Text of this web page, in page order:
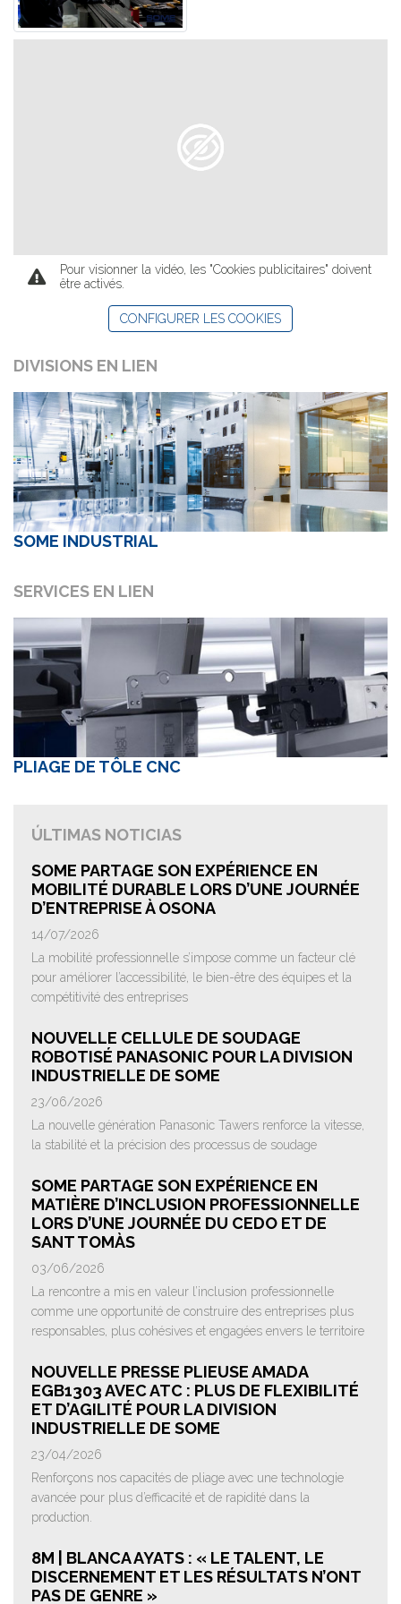
Pour visionner la vidéo, les "Cookies publicitaires" doivent
être activés.
CONFIGURER LES COOKIES
DIVISIONS EN LIEN
SOME INDUSTRIAL
SERVICES EN LIEN
PLIAGE DE TÔLE CNC
ÚLTIMAS NOTICIAS
SOME PARTAGE SON EXPÉRIENCE EN
MOBILITÉ DURABLE LORS D’UNE JOURNÉE
D’ENTREPRISE À OSONA
14/07/2026
La mobilité professionnelle s’impose comme un facteur clé
pour améliorer l’accessibilité, le bien-être des équipes et la
compétitivité des entreprises
NOUVELLE CELLULE DE SOUDAGE
ROBOTISÉ PANASONIC POUR LA DIVISION
INDUSTRIELLE DE SOME
23/06/2026
La nouvelle génération Panasonic Tawers renforce la vitesse,
la stabilité et la précision des processus de soudage
SOME PARTAGE SON EXPÉRIENCE EN
MATIÈRE D’INCLUSION PROFESSIONNELLE
LORS D’UNE JOURNÉE DU CEDO ET DE
SANT TOMÀS
03/06/2026
La rencontre a mis en valeur l’inclusion professionnelle
comme une opportunité de construire des entreprises plus
responsables, plus cohésives et engagées envers le territoire
NOUVELLE PRESSE PLIEUSE AMADA
EGB1303 AVEC ATC : PLUS DE FLEXIBILITÉ
ET D’AGILITÉ POUR LA DIVISION
INDUSTRIELLE DE SOME
23/04/2026
Renforçons nos capacités de pliage avec une technologie
avancée pour plus d’efficacité et de rapidité dans la
production.
8M | BLANCA AYATS : « LE TALENT, LE
DISCERNEMENT ET LES RÉSULTATS N’ONT
PAS DE GENRE »